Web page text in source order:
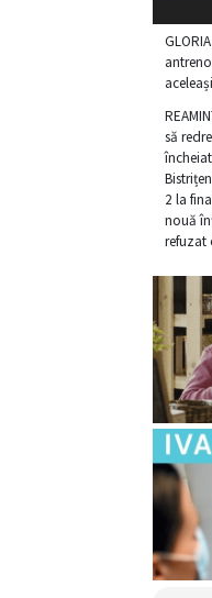
să
2 la
nouă
refuzat